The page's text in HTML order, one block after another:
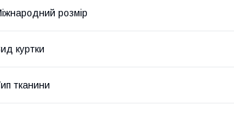
розмір
куртки
тканини